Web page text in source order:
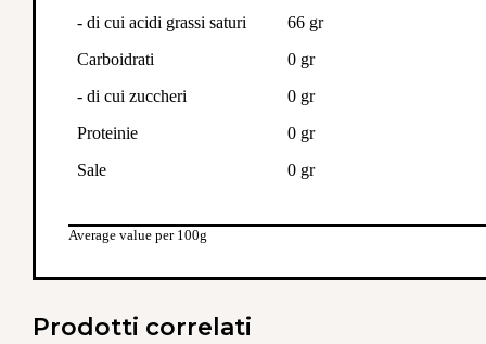
- di cui acidi grassi saturi
66 gr
Carboidrati
0 gr
- di cui zuccheri
0 gr
Proteinie
0 gr
Sale
0 gr
Average value per 100g
Prodotti correlati